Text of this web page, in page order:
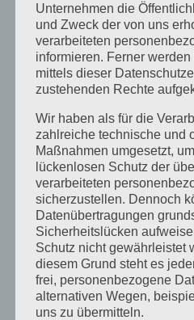
Dezember 2022
November 2022
Oktober 2022
August 2022
Juli 2022
April 2022
Februar 2022
Januar 2022
Dezember 2021
Oktober 2021
Unternehmen die
und Zweck der von uns
verarbeiteten
informieren. Ferner
mittels dieser
zustehenden Rechte
Wir haben als für die
zahlreiche technische und
Maßnahmen umgesetzt,
lückenlosen Schutz der
verarbeiteten
sicherzustellen. Dennoch
Datenübertragungen
Sicherheitslücken
Schutz nicht gewährleistet
diesem Grund steht es
frei, personenbezogene
alternativen Wegen,
uns zu übermitteln.